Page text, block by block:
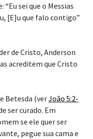
sei que o Messias
[E]u que falo contigo”
de Cristo, Anderson
acreditem que Cristo
Betesda (verJoão 5:2-
ser curado. Em
se ele quer ser
pegue sua cama e